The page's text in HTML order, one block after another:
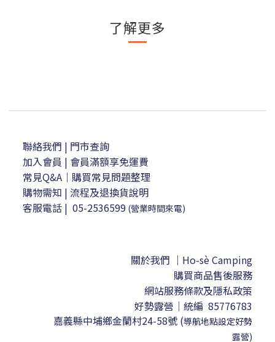
了解更多
聯絡我們 | 門市查詢
加入會員 | 會員滿額享免運費
常見Q&A｜購買常見問題整理
購物需知 | 流程及退換貨說明
客服電話 | 05-2536599 (營業時間來電)
關於我們 ｜Ho-sè Camping
購買商品售後服務
網站服務條款及隱私政策
好勢露營｜ 統編 85776783
嘉義縣中埔鄉金蘭村24-58號 (導航地點設定好勢
露營)